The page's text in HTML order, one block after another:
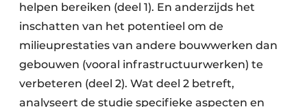
helpen bereiken (deel 1). En anderzijds het
inschatten van het potentieel om de
milieuprestaties van andere bouwwerken dan
gebouwen (vooral infrastructuurwerken) te
verbeteren (deel 2). Wat deel 2 betreft,
analyseert de studie specifieke aspecten en